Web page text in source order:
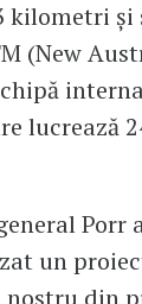
și
(New
lucrează
Porr
un